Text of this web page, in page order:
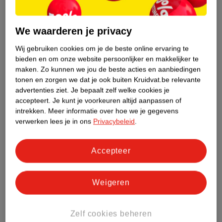
Byoux Verrassingsbox
zilverkleur
14.
6
Niet op voorraad
Rechthoekige
Schoudertas
roze, 26cm x 8cm x
14cm
9 .
Niet op voorraad
We waarderen je privacy
Wij gebruiken cookies om je de beste online ervaring te
bieden en om onze website persoonlijker en makkelijker te
maken. Zo kunnen we jou de beste acties en aanbiedingen
tonen en zorgen we dat je ook buiten Kruidvat.be relevante
advertenties ziet. Je bepaalt zelf welke cookies je
accepteert. Je kunt je voorkeuren altijd aanpassen of
intrekken. Meer informatie over hoe we je gegevens
verwerken lees je in ons Privacybeleid.
Zelf cookies beheren
Weigeren
Accepteer